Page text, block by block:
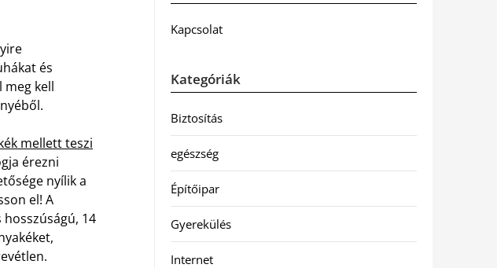
és
meg kell
mellett teszi
érezni
nyílik a
el! A
14
Kapcsolat
Kategóriák
Biztosítás
egészség
Építőipar
Gyerekülés
Internet